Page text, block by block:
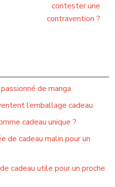
contester une
contravention ?
de manga
l’emballage cadeau
cadeau unique ?
de cadeau malin pour un
cadeau utile pour un proche